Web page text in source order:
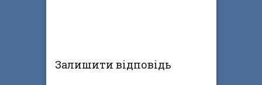
Залишити відповідь